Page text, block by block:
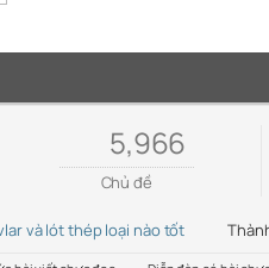
5,966
Chủ đề
và lót thép loại nào tốt